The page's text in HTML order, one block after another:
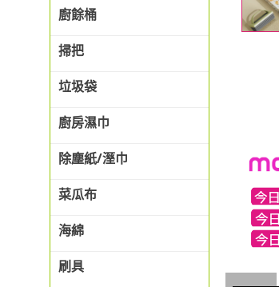
廚餘桶
掃把
垃圾袋
廚房濕巾
除塵紙/溼巾
菜瓜布
海綿
刷具